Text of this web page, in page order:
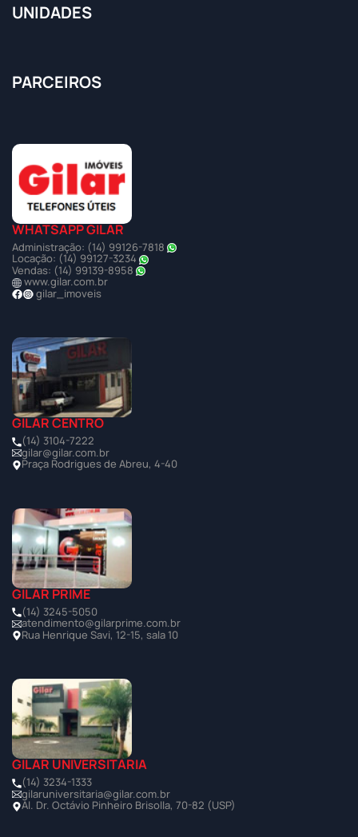
UNIDADES
PARCEIROS
WHATSAPP GILAR
Administração: (14) 99126-7818
Locação: (14) 99127-3234
Vendas: (14) 99139-8958
www.gilar.com.br
gilar_imoveis
GILAR CENTRO
(14) 3104-7222
gilar@gilar.com.br
Praça Rodrigues de Abreu, 4-40
GILAR PRIME
(14) 3245-5050
atendimento@gilarprime.com.br
Rua Henrique Savi, 12-15, sala 10
GILAR UNIVERSITÁRIA
(14) 3234-1333
gilaruniversitaria@gilar.com.br
Al. Dr. Octávio Pinheiro Brisolla, 70-82 (USP)